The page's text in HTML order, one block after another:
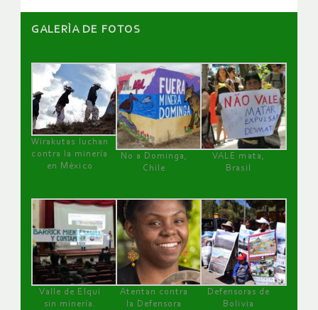
GALERÌA DE FOTOS
Wirakutas luchan
contra la minería
en México
No a Dominga,
Chile
VALE mata,
Brasil
Valle de Elqui
sin minería.
Atentan contra
la Defensora
Defensoras de
Bolivia